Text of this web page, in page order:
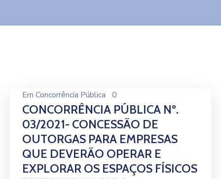
Em Concorrência Pública 0
CONCORRÊNCIA PÚBLICA Nº.
03/2021- CONCESSÃO DE
OUTORGAS PARA EMPRESAS
QUE DEVERÃO OPERAR E
EXPLORAR OS ESPAÇOS FÍSICOS